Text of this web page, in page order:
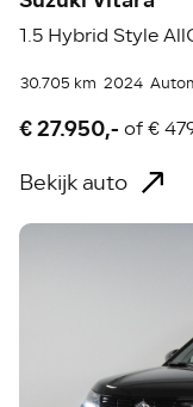
1.5 Hybrid Style
30.705 km 2024
€ 27.950,- of€
Bekijk auto